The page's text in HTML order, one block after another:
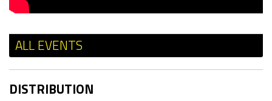
ALL EVENTS
DISTRIBUTION